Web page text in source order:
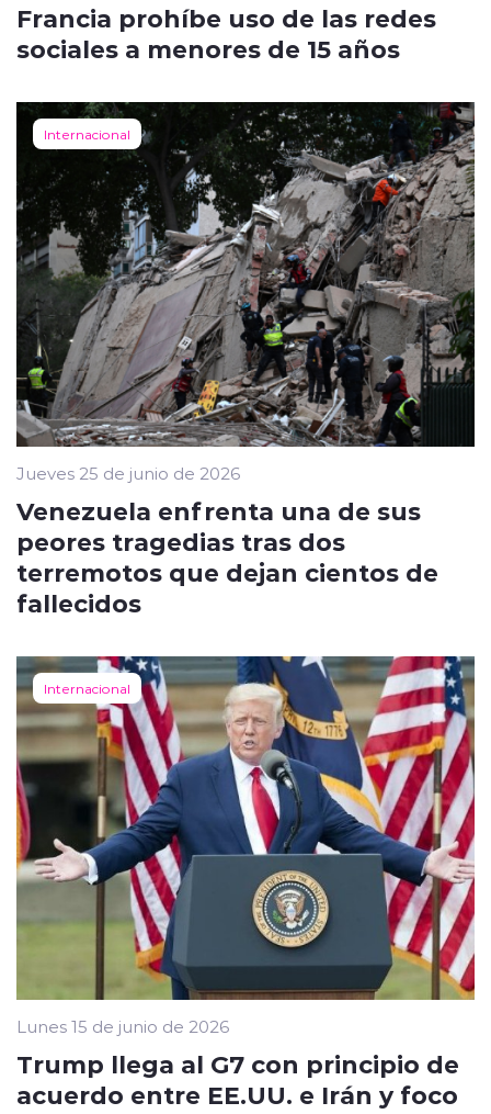
Francia prohíbe uso de las redes
sociales a menores de 15 años
Internacional
Jueves 25 de junio de 2026
Venezuela enfrenta una de sus
peores tragedias tras dos
terremotos que dejan cientos de
fallecidos
Internacional
Lunes 15 de junio de 2026
Trump llega al G7 con principio de
acuerdo entre EE.UU. e Irán y foco